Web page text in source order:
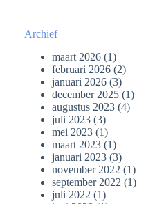
Archief
maart 2026 (1)
februari 2026 (2)
januari 2026 (3)
december 2025 (1)
augustus 2023 (4)
juli 2023 (3)
mei 2023 (1)
maart 2023 (1)
januari 2023 (3)
november 2022 (1)
september 2022 (1)
juli 2022 (1)